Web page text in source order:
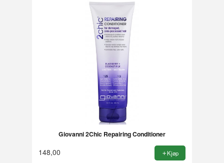
Giovanni 2Chic Repairing Conditioner
148,00 Kjøp